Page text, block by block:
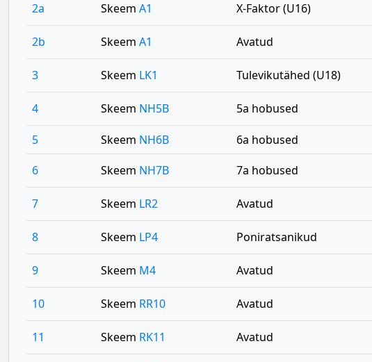
2a Skeem A1 X-Faktor (U16)
2b Skeem A1 Avatud
3 Skeem LK1 Tulevikutähed (U18)
4 Skeem NH5B 5a hobused
5 Skeem NH6B 6a hobused
6
Skeem NH7B 7a hobused
7 Skeem LR2 Avatud
8 Skeem LP4 Poniratsanikud
9 Skeem M4 Avatud
10 Skeem RR10 Avatud
11 Skeem RK11 Avatud